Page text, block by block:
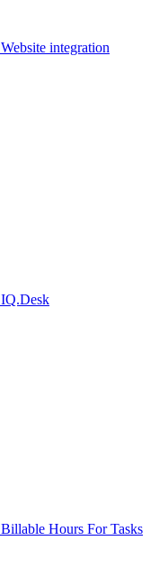
Website integration
IQ.Desk
Billable Hours For Tasks